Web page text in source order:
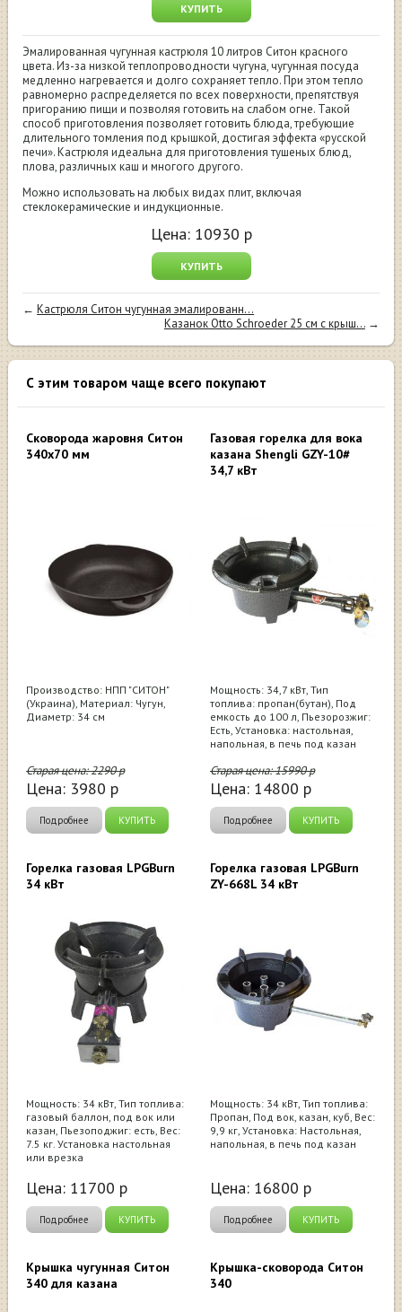
КУПИТЬ
Эмалированная чугунная кастрюля 10 литров Ситон красного
цвета. Из-за низкой теплопроводности чугуна, чугунная посуда
медленно нагревается и долго сохраняет тепло. При этом тепло
равномерно распределяется по всех поверхности, препятствуя
пригоранию пищи и позволяя готовить на слабом огне. Такой
способ приготовления позволяет готовить блюда, требующие
длительного томления под крышкой, достигая эффекта «русской
печи». Кастрюля идеальна для приготовления тушеных блюд,
плова, различных каш и многого другого.
Можно использовать на любых видах плит, включая
стеклокерамические и индукционные.
Цена: 10930 р
КУПИТЬ
←Кастрюля Ситон чугунная эмалированн...
Казанок Otto Schroeder 25 см c крыш...→
С этим товаром чаще всего покупают
Сковорода жаровня Ситон
340х70 мм
Производство: НПП "СИТОН"
(Украина), Материал: Чугун,
Диаметр: 34 см
Старая цена:2290р
Цена: 3980 р
Подробнее КУПИТЬ
Газовая горелка для вока
казана Shengli GZY-10#
34,7 кВт
Мощность: 34,7 кВт, Тип
топлива: пропан(бутан), Под
емкость до 100 л, Пьезорозжиг:
Есть, Установка: настольная,
напольная, в печь под казан
Старая цена:15990р
Цена: 14800 р
Подробнее КУПИТЬ
Горелка газовая LPGBurn
34 кВт
Мощность: 34 кВт, Тип топлива:
газовый баллон, под вок или
казан, Пьезоподжиг: есть, Вес:
7.5 кг. Установка настольная
или врезка
Цена: 11700 р
Подробнее КУПИТЬ
Горелка газовая LPGBurn
ZY-668L 34 кВт
Мощность: 34 кВт, Тип топлива:
Пропан, Под вок, казан, куб, Вес:
9,9 кг, Установка: Настольная,
напольная, в печь под казан
Цена: 16800 р
Подробнее КУПИТЬ
Крышка чугунная Ситон
340 для казана
Крышка-сковорода Ситон
340